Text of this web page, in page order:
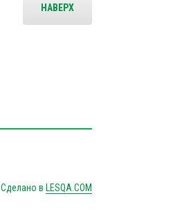
НАВЕРХ
Сделано в LESQA.COM